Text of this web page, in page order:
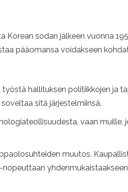
sodan jälkeen vuonna
pääomansa voidakseen
hallituksen politiikkojen ja
sitä järjestelmiinsä.
vaan
muutos.